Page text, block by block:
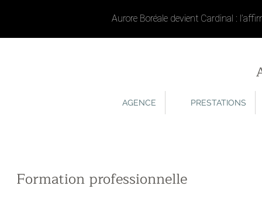
Aurore Boréale devient Cardinal :
AGENCE PRESTATIONS
Formation professionnelle